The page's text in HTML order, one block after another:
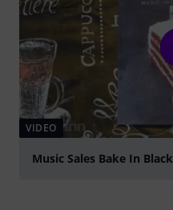
VIDEO
Music Sales Bake In Black